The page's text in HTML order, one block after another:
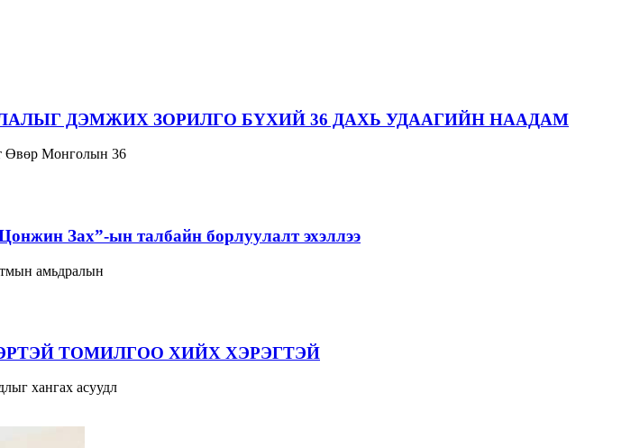
ДЭМЖИХ ЗОРИЛГО БҮХИЙ 36 ДАХЬ УДААГИЙН НААДАМ
Өвөр Монголын 36
Зах”-ын талбайн борлуулалт эхэллээ
амьдралын
ТОМИЛГОО ХИЙХ ХЭРЭГТЭЙ
хангах асуудл